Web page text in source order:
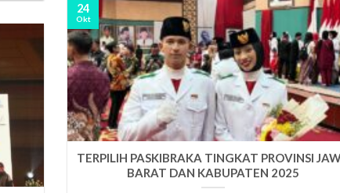
TERPILIH PASKIBRAKA TINGKAT PROVINSI
BARAT DAN KABUPATEN 2025
24
Okt